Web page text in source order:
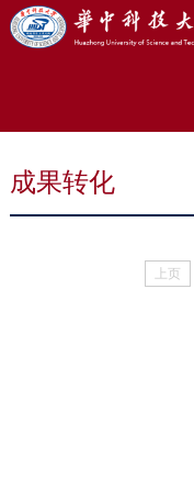
成果转化
上页